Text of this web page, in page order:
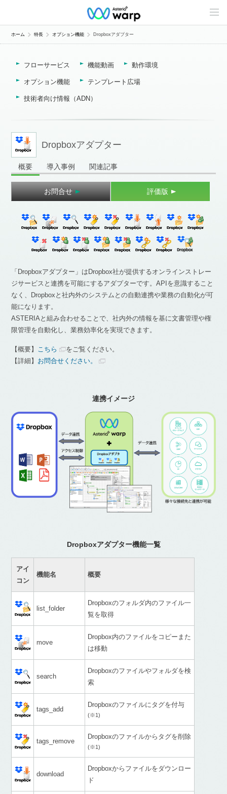
C
n
e
ホーム 特長 オプション機能 Dropboxアダプター
フローサービス 機能動画 動作環境
オプション機能 テンプレート広場
技術者向け情報（ADN）
Dropboxアダプター
概要 導入事例 関連記事
お問合せ 評価版
「Dropboxアダプター」はDropbox社が提供するオンラインストレー
ジサービスと連携を可能にするアダプターです。APIを意識すること
なく、Dropboxと社内外のシステムとの自動連携や業務の自動化が可
能になります。
ASTERIAと組み合わせることで、社内外の情報を基に文書管理や権
限管理を自動化し、業務効率化を実現できます。
【概要】 こちら
をご覧ください。
【詳細】 お問合せください。
連携イメージ
Dropboxアダプター機能一覧
アイ
コン
機能名 概要
list_folder
Dropboxのフォルダ内のファイル一
覧を取得
move
Dropbox内のファイルをコピーまた
は移動
search
Dropboxのファイルやフォルダを検
索
tags_add
Dropboxのファイルにタグを付与
(※1)
tags_remove
Dropboxのファイルからタグを削除
(※1)
download
Dropboxからファイルをダウンロー
ド